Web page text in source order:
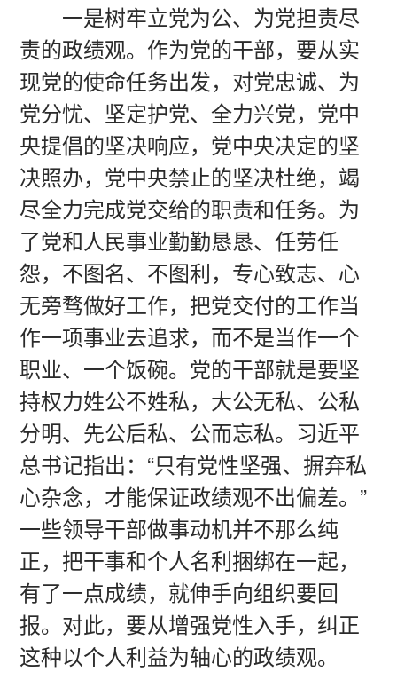
一是树牢立党为公、为党担责尽
责的政绩观。作为党的干部，要从实
现党的使命任务出发，对党忠诚、为
党分忧、坚定护党、全力兴党，党中
央提倡的坚决响应，党中央决定的坚
决照办，党中央禁止的坚决杜绝，竭
尽全力完成党交给的职责和任务。为
了党和人民事业勤勤恳恳、任劳任
怨，不图名、不图利，专心致志、心
无旁骛做好工作，把党交付的工作当
作一项事业去追求，而不是当作一个
职业、一个饭碗。党的干部就是要坚
持权力姓公不姓私，大公无私、公私
分明、先公后私、公而忘私。习近平
总书记指出：“只有党性坚强、摒弃私
心杂念，才能保证政绩观不出偏差。”
一些领导干部做事动机并不那么纯
正，把干事和个人名利捆绑在一起，
有了一点成绩，就伸手向组织要回
报。对此，要从增强党性入手，纠正
这种以个人利益为轴心的政绩观。